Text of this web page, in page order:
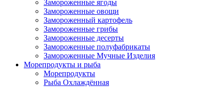
Замороженные ягоды
Замороженные овощи
Замороженный картофель
Замороженные грибы
Замороженные десерты
Замороженные полуфабрикаты
Замороженные Мучные Изделия
Морепродукты и рыба
Морепродукты
Рыба Охлаждённая